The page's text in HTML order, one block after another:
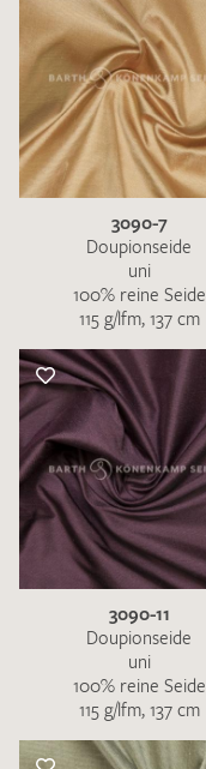
3090-7
Doupionseide
uni
100% reine Seide
115 g/lfm, 137 cm
3090-11
Doupionseide
uni
100% reine Seide
115 g/lfm, 137 cm